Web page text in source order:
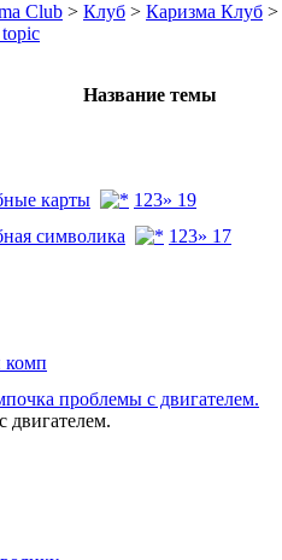
Club > Клуб > Каризма Клуб >
Название темы
карты 1 23» 19
символика
1 23» 17
комп
проблемы с двигателем.
двигателем.